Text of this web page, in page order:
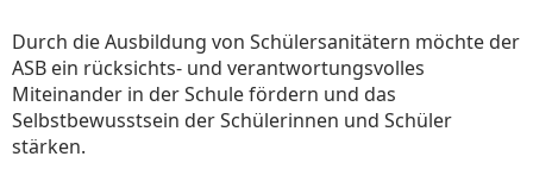
Durch die Ausbildung von Schülersanitätern möchte der
ASB ein rücksichts- und verantwortungsvolles
Miteinander in der Schule fördern und das
Selbstbewusstsein der Schülerinnen und Schüler
stärken.